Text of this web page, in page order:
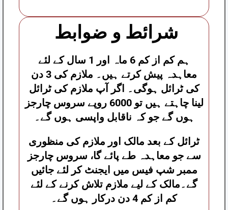
شرائط و ضوابط
ہم کم از کم 6 ماہ اور 1 سال کے لئے
معاہدہ پیش کرتے ہیں۔
ملازم کی 3 دن
کی ٹرائل ہوگی۔ اگر آپ ملازم کی ٹرائل
لینا چاہتے ہیں تو 6000 روپے سروس چارجز
ہوں گے جو کہ ناقابل واپسی ہوں گے۔
ٹرائل کے بعد مالک اور ملازم کی منظوری
سے جو معاہدہ طے پائے گا، سروس چارجز
ممبر شپ فیس میں ایجنٹ کر لئے جائیں
گے۔مالک کے لیے ملازم تلاش کرنے کے لئے
کم از کم 4 دن درکار ہوں گے۔